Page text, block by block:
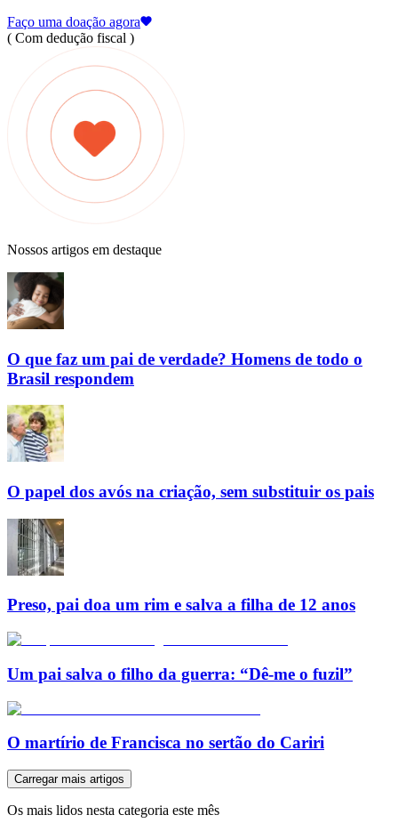
Faço uma doação agora
( Com dedução fiscal )
Nossos artigos em destaque
O que faz um pai de verdade? Homens de todo o
Brasil respondem
O papel dos avós na criação, sem substituir os pais
Preso, pai doa um rim e salva a filha de 12 anos
Um pai salva o filho da guerra: “Dê-me o fuzil”
O martírio de Francisca no sertão do Cariri
Carregar mais artigos
Os mais lidos nesta categoria este mês